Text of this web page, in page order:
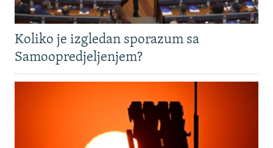
Koliko je izgledan sporazum sa
Samoopredjeljenjem?